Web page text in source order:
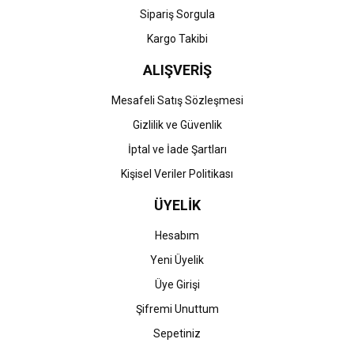
Gönder
Sipariş Sorgula
Kargo Takibi
ALIŞVERİŞ
Mesafeli Satış Sözleşmesi
Gizlilik ve Güvenlik
İptal ve İade Şartları
Kişisel Veriler Politikası
ÜYELİK
Hesabım
Yeni Üyelik
Üye Girişi
Şifremi Unuttum
Sepetiniz